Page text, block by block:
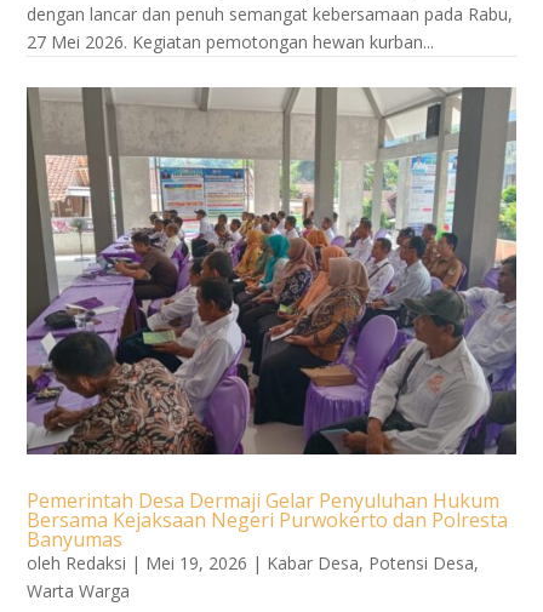
dengan lancar dan penuh semangat kebersamaan pada Rabu,
27 Mei 2026. Kegiatan pemotongan hewan kurban...
Pemerintah Desa Dermaji Gelar Penyuluhan Hukum
Bersama Kejaksaan Negeri Purwokerto dan Polresta
Banyumas
oleh Redaksi | Mei 19, 2026 | Kabar Desa, Potensi Desa,
Warta Warga